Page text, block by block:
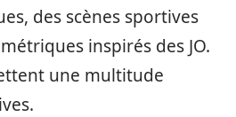
des scènes sportives
inspirés des JO.
une multitude